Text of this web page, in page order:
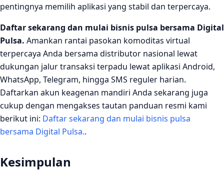
pentingnya memilih aplikasi yang stabil dan terpercaya.
Daftar sekarang dan mulai bisnis pulsa bersama Digital
Pulsa. Amankan rantai pasokan komoditas virtual
terpercaya Anda bersama distributor nasional lewat
dukungan jalur transaksi terpadu lewat aplikasi Android,
WhatsApp, Telegram, hingga SMS reguler harian.
Daftarkan akun keagenan mandiri Anda sekarang juga
cukup dengan mengakses tautan panduan resmi kami
berikut ini: Daftar sekarang dan mulai bisnis pulsa
bersama Digital Pulsa..
Kesimpulan